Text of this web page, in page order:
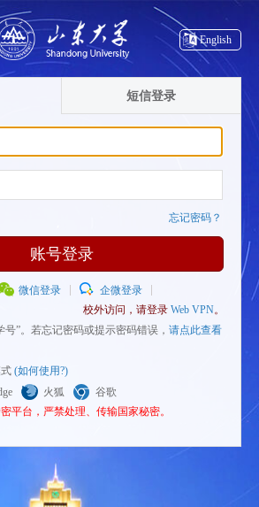
English
短信登录
忘记密码？
账号登录
微信登录
企微登录
校外访问，请登录 Web VPN。
号”。若忘记密码或提示密码错误， 请点此查看
(如何使用?)
火狐
谷歌
平台，严禁处理、传输国家秘密。